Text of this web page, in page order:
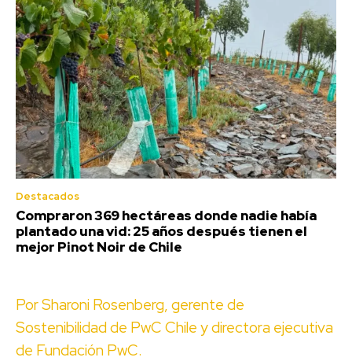
Destacados
Compraron 369 hectáreas donde nadie había
plantado una vid: 25 años después tienen el
mejor Pinot Noir de Chile
Por Sharoni Rosenberg, gerente de
Sostenibilidad de PwC Chile y directora ejecutiva
de Fundación PwC.